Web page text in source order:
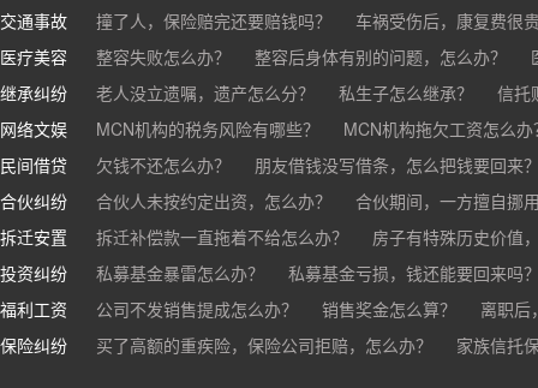
离婚了公司股权怎么处理？
离婚后财产怎么分？
交通事故 撞了人，保险赔完还要赔钱吗？
车祸受伤后，康复费很
交通事故中，医保和对方赔偿能同时拿吗？
车祸导致人
医疗美容 整容失败怎么办？ 整容后身体有别的问题，怎么办？
医美机构宣传的与实际结果不符怎么办？
医疗事故怎么
医疗器械出问题，怎么办？
继承纠纷 老人没立遗嘱，遗产怎么分？ 私生子怎么继承？
信托
基金怎么继承？
股票怎么继承？
网络文娱 MCN机构的税务风险有哪些？
MCN机构拖欠工资怎么办
抖音账号归谁？
民间借贷 欠钱不还怎么办？
朋友借钱没写借条，怎么把钱要回来
帮人担保借款，对方不还，我要承担全部责任吗？
合伙纠纷 合伙人未按约定出资，怎么办？
合伙期间，一方擅自挪
和合伙人有矛盾，怎么办？
拆迁安置 拆迁补偿款一直拖着不给怎么办？
房子有特殊历史价值
投资纠纷
私募基金暴雷怎么办？
私募基金亏损，钱还能要回来吗
福利工资
公司不发销售提成怎么办？ 销售奖金怎么算？
离职后
销售目标未完成，公司有权不发提成和奖金吗？
公司变
保险纠纷 买了高额的重疾险，保险公司拒赔，怎么办？
家族信托